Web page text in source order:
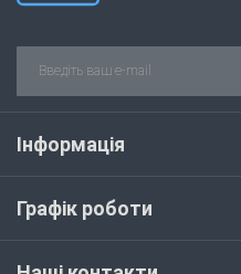
Інформація
Графік роботи